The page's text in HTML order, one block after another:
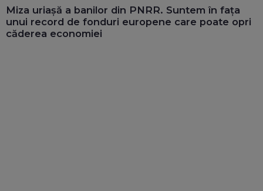
Miza uriașă a banilor din PNRR. Suntem în fața
unui record de fonduri europene care poate opri
căderea economiei